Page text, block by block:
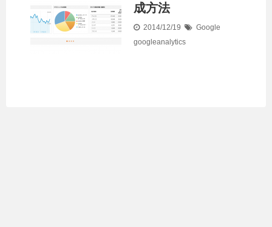
成方法
2014/12/19
Google
googleanalytics